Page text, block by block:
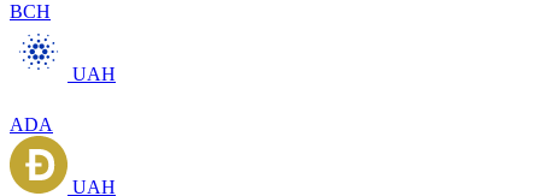
BCH
UAH
ADA
UAH